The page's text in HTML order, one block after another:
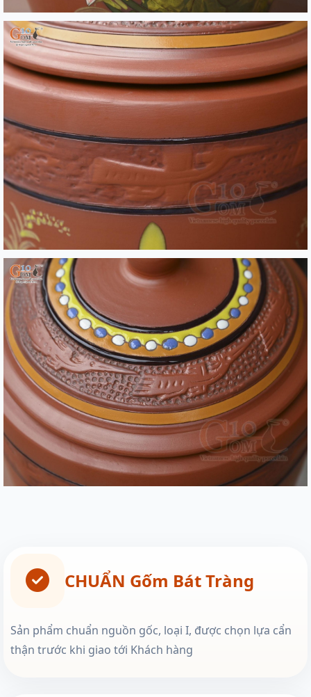
CHUẨN Gốm Bát Tràng
Sản phẩm chuẩn nguồn gốc, loại I, được chọn lựa cẩn
thận trước khi giao tới Khách hàng